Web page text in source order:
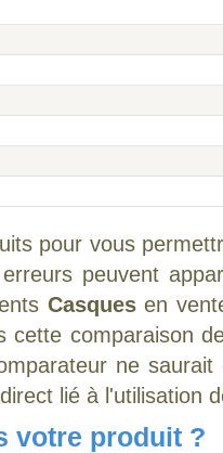
pour vous
peuvent
Casquesen
cette comparaison
ne
lié à l'utilisation
votre produit ?